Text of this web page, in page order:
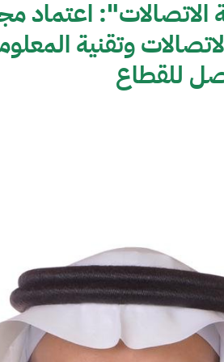
اعتماد
للقطاع